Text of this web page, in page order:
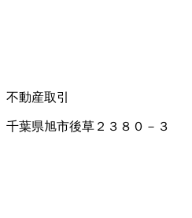
不動産取引
千葉県旭市後草２３８０－３